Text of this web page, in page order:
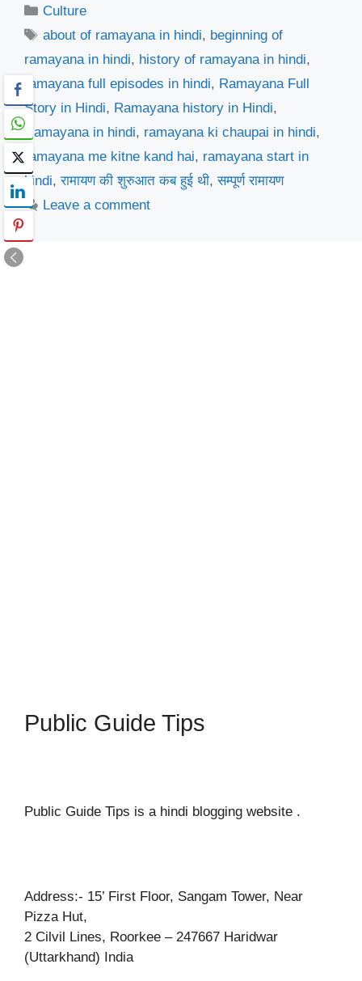
Categories
Culture
Tags
about of ramayana in hindi, beginning of
ramayana in hindi, history of ramayana in hindi,
ramayana full episodes in hindi, Ramayana Full
Story in Hindi, Ramayana history in Hindi,
Ramayana in hindi, ramayana ki chaupai in hindi,
ramayana me kitne kand hai, ramayana start in
hindi,रामायण की शुरुआत कब हुई थी,सम्पूर्ण रामायण
Leave a comment
Public Guide Tips
Public Guide Tips is a hindi blogging website .
Address:- 15’ First Floor, Sangam Tower, Near
Pizza Hut,
2 Cilvil Lines, Roorkee – 247667 Haridwar
(Uttarkhand) India